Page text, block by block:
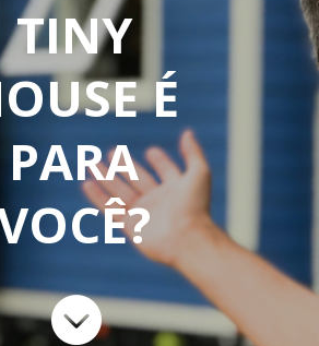
TINY
É
PARA
